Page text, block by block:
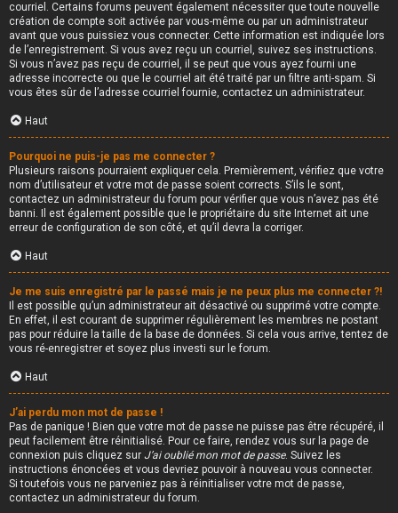
courriel. Certains forums peuvent également nécessiter que toute nouvelle
création de compte soit activée par vous-même ou par un administrateur
avant que vous puissiez vous connecter. Cette information est indiquée lors
de l’enregistrement. Si vous avez reçu un courriel, suivez ses instructions.
Si vous n’avez pas reçu de courriel, il se peut que vous ayez fourni une
adresse incorrecte ou que le courriel ait été traité par un filtre anti-spam. Si
vous êtes sûr de l’adresse courriel fournie, contactez un administrateur.
Haut
Pourquoi ne puis-je pas me connecter ?
Plusieurs raisons pourraient expliquer cela. Premièrement, vérifiez que votre
nom d’utilisateur et votre mot de passe soient corrects. S’ils le sont,
contactez un administrateur du forum pour vérifier que vous n’avez pas été
banni. Il est également possible que le propriétaire du site Internet ait une
erreur de configuration de son côté, et qu’il devra la corriger.
Haut
Je me suis enregistré par le passé mais je ne peux plus me connecter ?!
Il est possible qu’un administrateur ait désactivé ou supprimé votre compte.
En effet, il est courant de supprimer régulièrement les membres ne postant
pas pour réduire la taille de la base de données. Si cela vous arrive, tentez de
vous ré-enregistrer et soyez plus investi sur le forum.
Haut
J’ai perdu mon mot de passe !
Pas de panique ! Bien que votre mot de passe ne puisse pas être récupéré, il
peut facilement être réinitialisé. Pour ce faire, rendez vous sur la page de
connexion puis cliquez sur J’ai oublié mon mot de passe. Suivez les
instructions énoncées et vous devriez pouvoir à nouveau vous connecter.
Si toutefois vous ne parveniez pas à réinitialiser votre mot de passe,
contactez un administrateur du forum.